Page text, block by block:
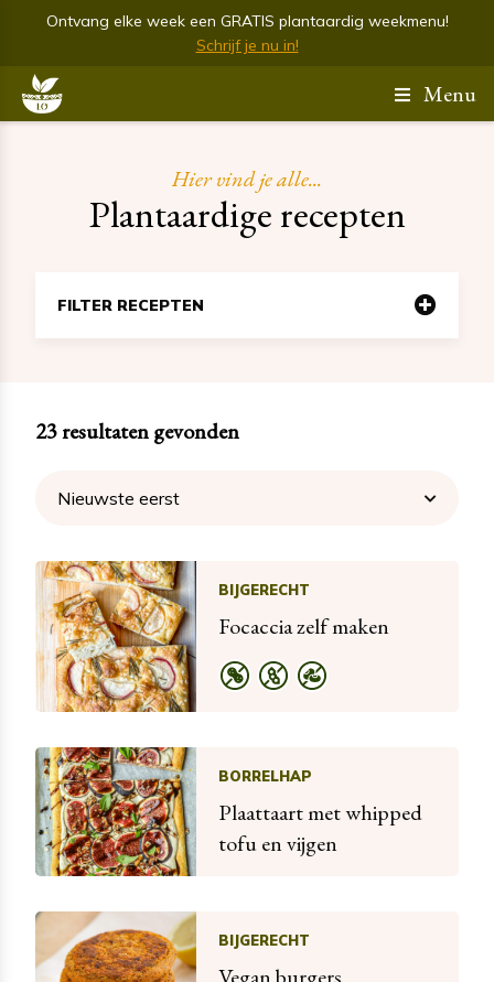
Ontvang elke week een GRATIS plantaardig weekmenu!
Schrijf je nu in!
Menu
Hier vind je alle...
Plantaardige recepten
FILTER RECEPTEN
23resultaten gevonden
BIJGERECHT
Focaccia zelf maken
BORRELHAP
Plaattaart met whipped
tofu en vijgen
BIJGERECHT